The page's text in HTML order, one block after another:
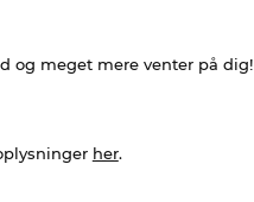
og meget mere venter på dig!
her.